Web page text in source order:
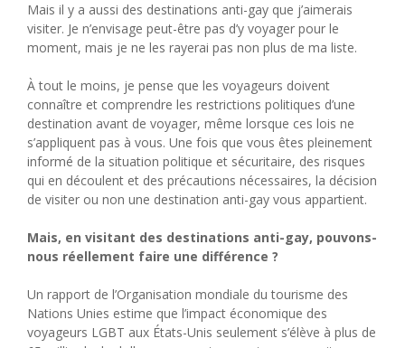
Mais il y a aussi des destinations anti-gay que j’aimerais
visiter. Je n’envisage peut-être pas d’y voyager pour le
moment, mais je ne les rayerai pas non plus de ma liste.
À tout le moins, je pense que les voyageurs doivent
connaître et comprendre les restrictions politiques d’une
destination avant de voyager, même lorsque ces lois ne
s’appliquent pas à vous. Une fois que vous êtes pleinement
informé de la situation politique et sécuritaire, des risques
qui en découlent et des précautions nécessaires, la décision
de visiter ou non une destination anti-gay vous appartient.
Mais, en visitant des destinations anti-gay, pouvons-
nous réellement faire une différence ?
Un rapport de l’Organisation mondiale du tourisme des
Nations Unies estime que l’impact économique des
voyageurs LGBT aux États-Unis seulement s’élève à plus de